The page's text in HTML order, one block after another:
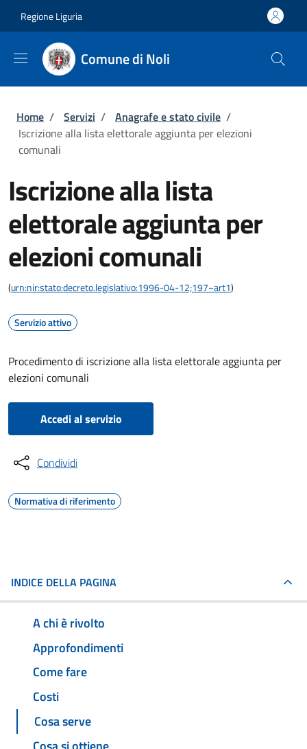
Regione Liguria
Comune di Noli
Briciole di pane
Home / Servizi / Anagrafe e stato civile /
Iscrizione alla lista elettorale aggiunta per elezioni
comunali
Iscrizione alla lista
elettorale aggiunta per
elezioni comunali
(urn:nir:stato:decreto.legislativo:1996-04-12;197~art1)
Servizio attivo
Procedimento di iscrizione alla lista elettorale aggiunta per
elezioni comunali
Accedi al servizio
Condividi
Normativa di riferimento
INDICE DELLA PAGINA
A chi è rivolto
Approfondimenti
Come fare
Costi
Cosa serve